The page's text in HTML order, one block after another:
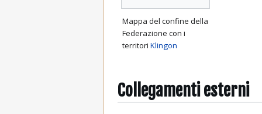
Mappa del confine della
Federazione con i
territori Klingon
Collegamenti esterni